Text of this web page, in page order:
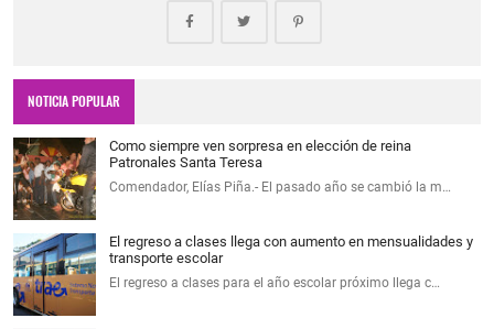
NOTICIA POPULAR
Como siempre ven sorpresa en elección de reina
Patronales Santa Teresa
Comendador, Elías Piña.- El pasado año se cambió la m…
El regreso a clases llega con aumento en mensualidades y
transporte escolar
El regreso a clases para el año escolar próximo llega c…